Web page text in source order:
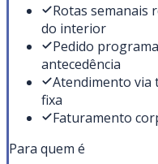
Rotas semanais
do interior
Pedido
antecedência
Atendimento
fixa
Faturamento
Para quem é